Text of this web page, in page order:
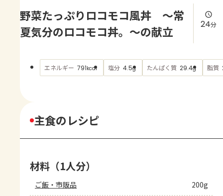
AJINOMOTO PARK とは
野菜たっぷりロコモコ風丼 ～常
夏気分のロコモコ丼。～の献立
24分
エネルギー 791kcal 塩分 4.5g たんぱく質 29.4g 脂質
主食のレシピ
材料（1人分）
ご飯・市販品 200g